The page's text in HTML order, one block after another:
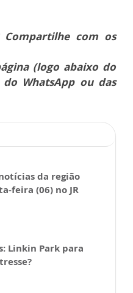
Compartilhe com os
(logo abaixo do
WhatsApp ou das
da região
feira (06) no JR
Linkin Park para